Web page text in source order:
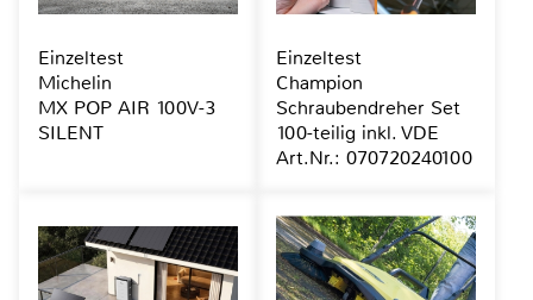
Einzeltest
Michelin
MX POP AIR 100V-3
SILENT
Einzeltest
Champion
Schraubendreher Set
100-teilig inkl. VDE
Art.Nr.: 070720240100